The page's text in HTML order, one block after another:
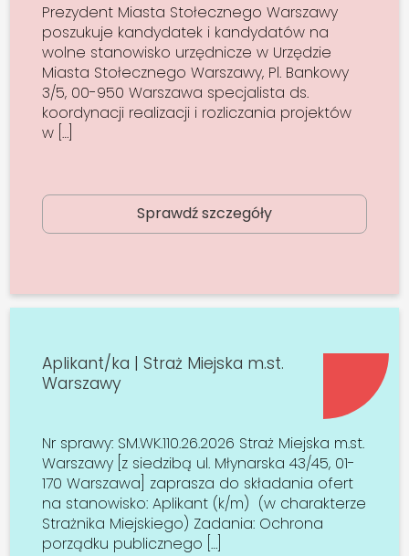
Prezydent Miasta Stołecznego Warszawy
poszukuje kandydatek i kandydatów na
wolne stanowisko urzędnicze w Urzędzie
Miasta Stołecznego Warszawy, Pl. Bankowy
3/5, 00-950 Warszawa specjalista ds.
koordynacji realizacji i rozliczania projektów
w […]
Sprawdź szczegóły
Aplikant/ka | Straż Miejska m.st.
Warszawy
Nr sprawy: SM.WK.110.26.2026 Straż Miejska m.st.
Warszawy [z siedzibą ul. Młynarska 43/45, 01-
170 Warszawa] zaprasza do składania ofert
na stanowisko: Aplikant (k/m) (w charakterze
Strażnika Miejskiego) Zadania: Ochrona
porządku publicznego […]